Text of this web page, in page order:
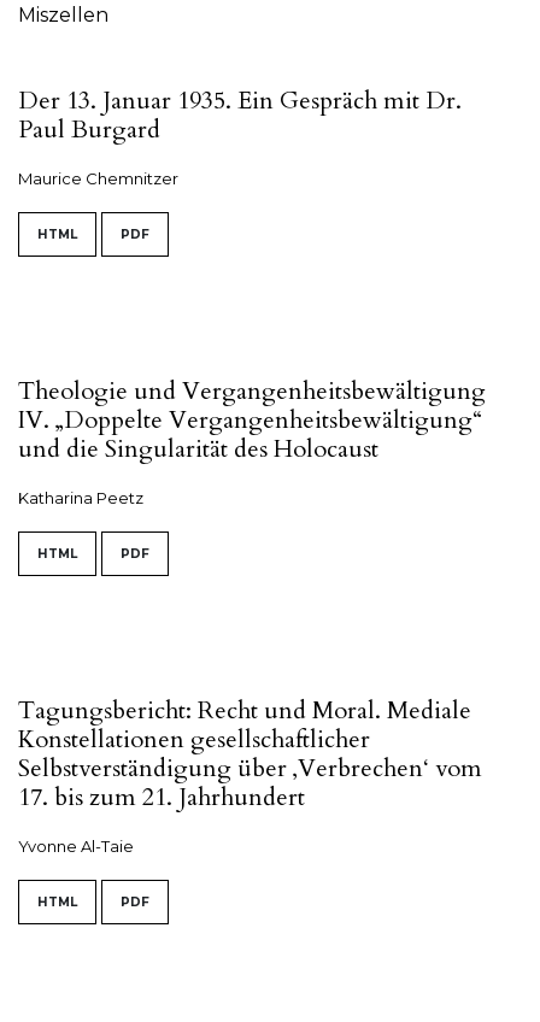
Miszellen
Der 13. Januar 1935. Ein Gespräch mit Dr.
Paul Burgard
Maurice Chemnitzer
HTML PDF
Theologie und Vergangenheitsbewältigung
IV. „Doppelte Vergangenheitsbewältigung“
und die Singularität des Holocaust
Katharina Peetz
HTML PDF
Tagungsbericht: Recht und Moral. Mediale
Konstellationen gesellschaftlicher
Selbstverständigung über ‚Verbrechen‘ vom
17. bis zum 21. Jahrhundert
Yvonne Al-Taie
HTML PDF